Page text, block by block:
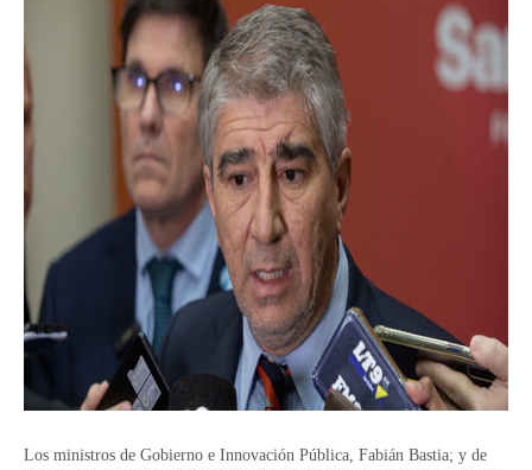
Los ministros de Gobierno e Innovación Pública, Fabián Bastia; y de